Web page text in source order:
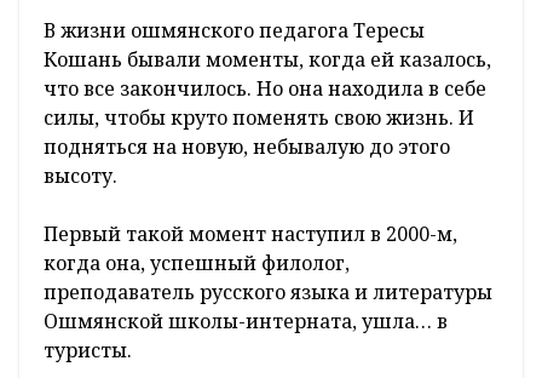
В жизни ошмянского педагога Тересы
Кошань бывали моменты, когда ей казалось,
что все закончилось. Но она находила в себе
силы, чтобы круто поменять свою жизнь. И
подняться на новую, небывалую до этого
высоту.
Первый такой момент наступил в 2000-м,
когда она, успешный филолог,
преподаватель русского языка и литературы
Ошмянской школы-интерната, ушла… в
туристы.